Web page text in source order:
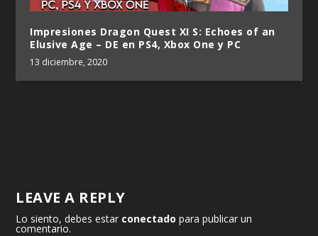
Impresiones Dragon Quest XI S: Echoes of an
Elusive Age – DE en PS4, Xbox One y PC
13 diciembre, 2020
LEAVE A REPLY
Lo siento, debes estar conectado para publicar un
comentario.